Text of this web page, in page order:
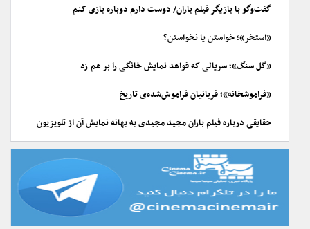
گفت‌وگو با بازیگر فیلم باران/ دوست دارم دوباره بازی کنم
«استخر»؛ خواستن یا نخواستن؟
«گل سنگ»؛ سریالی که قواعد نمایش خانگی را بر هم زد
«فراموشخانه»؛ قربانیان فراموش‌شده‌ی تاریخ
حقایقی درباره فیلم باران مجید مجیدی به بهانه نمایش آن از تلویزیون